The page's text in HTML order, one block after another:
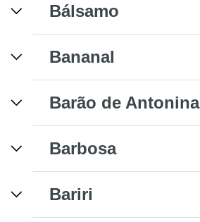
Bálsamo
Bananal
Barão de Antonina
Barbosa
Bariri